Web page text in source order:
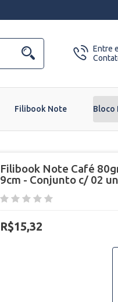
Entre
Filibook Note Bloco
Filibook Note Café
9cm - Conjunto c/ 02
R$15,32